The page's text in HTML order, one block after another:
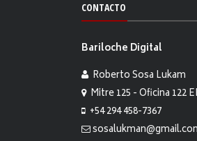
CONTACTO
Bariloche Digital
Roberto Sosa Lukam
Mitre 125 - Oficina 122
+54 294 458-7367